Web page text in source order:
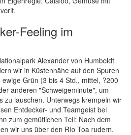
Feeling im
Alexander von Humboldt
wir in Küstennähe auf den Spuren
Grün (3 bis 4 Std., mittel, ?200
anderen "Schweigeminute", um
zu lauschen. Unterwegs krempeln wir
Entdecker- und Teamgeist bei
zum gemütlichen Teil: Nach dem
wir uns über den Río Toa rudern.